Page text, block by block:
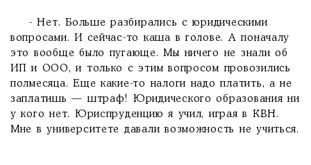
- Нет. Больше разбирались с юридическими
вопросами. И сейчас-то каша в голове. А поначалу
это вообще было пугающе. Мы ничего не знали об
ИП и ООО, и только с этим вопросом провозились
полмесяца. Еще какие-то налоги надо платить, а не
заплатишь — штраф! Юридического образования ни
у кого нет. Юриспруденцию я учил, играя в КВН.
Мне в университете давали возможность не учиться.